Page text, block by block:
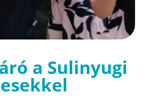
a Sulinyugi